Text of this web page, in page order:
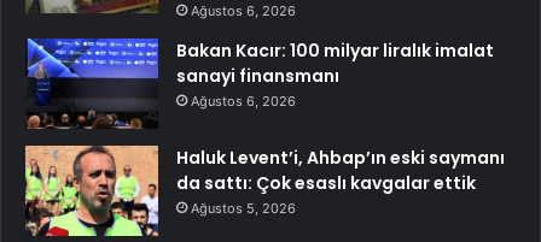
Ağustos 6, 2026
Bakan Kacır: 100 milyar liralık imalat
sanayi finansmanı
Ağustos 6, 2026
Haluk Levent’i, Ahbap’ın eski saymanı
da sattı: Çok esaslı kavgalar ettik
Ağustos 5, 2026